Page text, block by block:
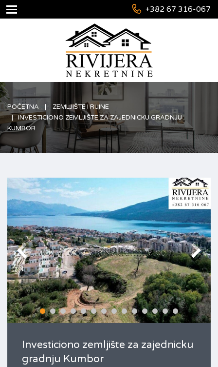
+382 67 316-067
POČETNA
ZEMLJIŠTE I RUINE
INVESTICIONO ZEMLJIŠTE ZA ZAJEDNICKU GRADNJU
KUMBOR
Investiciono zemljište za zajednicku
gradnju Kumbor